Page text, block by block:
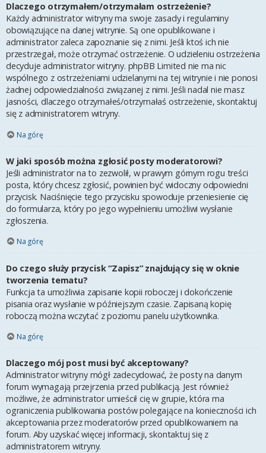
Dlaczego otrzymałem/otrzymałam ostrzeżenie?
Każdy administrator witryny ma swoje zasady i regulaminy
obowiązujące na danej witrynie. Są one opublikowane i
administrator zaleca zapoznanie się z nimi. Jeśli ktoś ich nie
przestrzegał, może otrzymać ostrzeżenie. O udzieleniu ostrzeżenia
decyduje administrator witryny. phpBB Limited nie ma nic
wspólnego z ostrzeżeniami udzielanymi na tej witrynie i nie ponosi
żadnej odpowiedzialności związanej z nimi. Jeśli nadal nie masz
jasności, dlaczego otrzymałeś/otrzymałaś ostrzeżenie, skontaktuj
się z administratorem witryny.
Na górę
W jaki sposób można zgłosić posty moderatorowi?
Jeśli administrator na to zezwolił, w prawym górnym rogu treści
posta, który chcesz zgłosić, powinien być widoczny odpowiedni
przycisk. Naciśnięcie tego przycisku spowoduje przeniesienie cię
do formularza, który po jego wypełnieniu umożliwi wysłanie
zgłoszenia.
Na górę
Do czego służy przycisk “Zapisz” znajdujący się w oknie
tworzenia tematu?
Funkcja ta umożliwia zapisanie kopii roboczej i dokończenie
pisania oraz wysłanie w późniejszym czasie. Zapisaną kopię
roboczą można wczytać z poziomu panelu użytkownika.
Na górę
Dlaczego mój post musi być akceptowany?
Administrator witryny mógł zadecydować, że posty na danym
forum wymagają przejrzenia przed publikacją. Jest również
możliwe, że administrator umieścił cię w grupie, która ma
ograniczenia publikowania postów polegające na konieczności ich
akceptowania przez moderatorów przed opublikowaniem na
forum. Aby uzyskać więcej informacji, skontaktuj się z
administratorem witryny.